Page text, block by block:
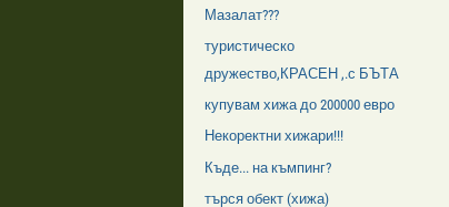
Мазалат???
туристическо
дружество,КРАСЕН ,.с БЪТА
купувам хижа до 200000 евро
Некоректни хижари!!!
Къде... на къмпинг?
търся обект (хижа)